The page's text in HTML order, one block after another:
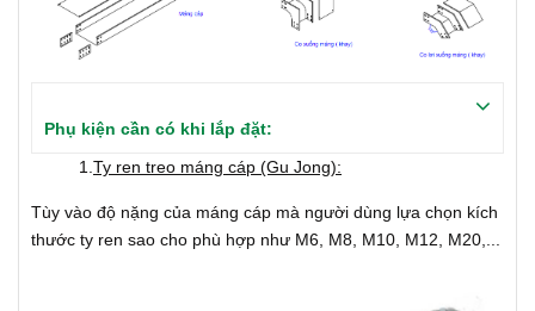
Phụ kiện cần có khi lắp đặt:
1. Ty ren treo máng cáp (Gu Jong):
Tùy vào độ nặng của máng cáp mà người dùng lựa chọn kích
thước ty ren sao cho phù hợp như M6, M8, M10, M12, M20,...